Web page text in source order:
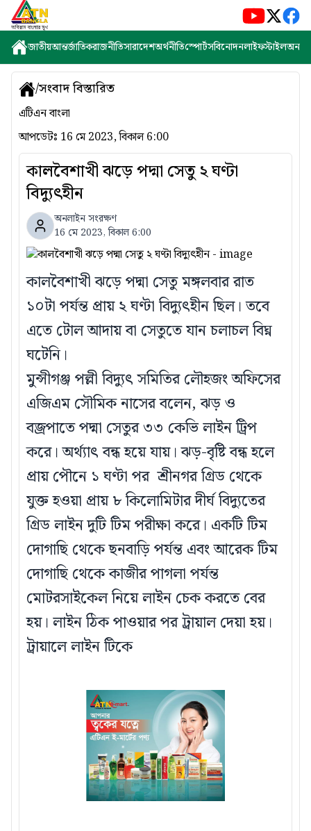
জাতীয়আন্তর্জাতিকরাজনীতিসারাদেশঅর্থনীতিস্পোর্টসবিনোদনলাইফস্টাইল
/সংবাদ বিস্তারিত
এটিএন বাংলা
আপডেটঃ 16 মে 2023, বিকাল 6:00
কালবৈশাখী ঝড়ে পদ্মা সেতু ২ ঘণ্টা
বিদ্যুৎহীন
অনলাইন সংরক্ষণ
16 মে 2023, বিকাল 6:00
কালবৈশাখী ঝড়ে পদ্মা সেতু মঙ্গলবার রাত
১০টা পর্যন্ত প্রায় ২ ঘণ্টা বিদ্যুৎহীন ছিল। তবে
এতে টোল আদায় বা সেতুতে যান চলাচল বিঘ্ন
ঘটেনি।
মুন্সীগঞ্জ পল্লী বিদ্যুৎ সমিতির লৌহজং অফিসের
এজিএম সৌমিক নাসের বলেন, ঝড় ও
বজ্রপাতে পদ্মা সেতুর ৩৩ কেভি লাইন ট্রিপ
করে। অর্থ্যাৎ বন্ধ হয়ে যায়। ঝড়-বৃষ্টি বন্ধ হলে
প্রায় পৌনে ১ ঘণ্টা পর শ্রীনগর গ্রিড থেকে
যুক্ত হওয়া প্রায় ৮ কিলোমিটার দীর্ঘ বিদ্যুতের
গ্রিড লাইন দুটি টিম পরীক্ষা করে। একটি টিম
দোগাছি থেকে ছনবাড়ি পর্যন্ত এবং আরেক টিম
দোগাছি থেকে কাজীর পাগলা পর্যন্ত
মোটরসাইকেল নিয়ে লাইন চেক করতে বের
হয়। লাইন ঠিক পাওয়ার পর ট্রায়াল দেয়া হয়।
ট্রায়ালে লাইন টিকে